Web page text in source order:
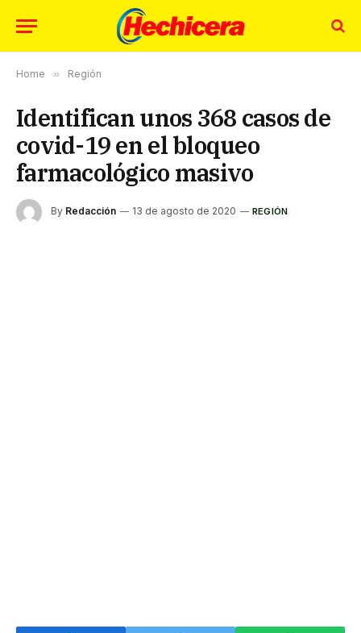
Home » Región
Identifican unos 368 casos de
covid-19 en el bloqueo
farmacológico masivo
By Redacción 13 de agosto de 2020 REGIÓN